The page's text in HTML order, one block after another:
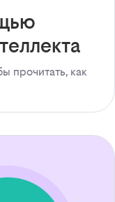
прочитать, как